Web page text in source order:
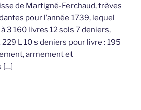
de Martigné-Ferchaud, trèves
pour l’année 1739, lequel
3 160 livres 12 sols 7 deniers,
L 10 s deniers pour livre : 195
armement et
[…]